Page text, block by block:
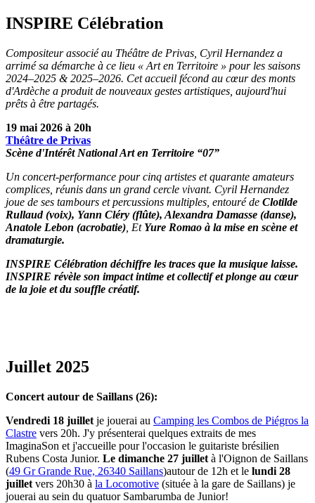
INSPIRE Célébration
Compositeur associé au Théâtre de Privas, Cyril Hernandez a
arrimé sa démarche à ce lieu « Art en Territoire » pour les saisons
2024–2025 & 2025–2026. Cet accueil fécond au cœur des monts
d'Ardèche a produit de nouveaux gestes artistiques, aujourd'hui
prêts à être partagés.
19 mai 2026 à 20h
Théâtre de Privas
Scène d'Intérêt National Art en Territoire “07”
Un concert-performance pour cinq artistes et quarante amateurs
complices, réunis dans un grand cercle vivant. Cyril Hernandez
joue de ses tambours et percussions multiples, entouré de Clotilde
Rullaud (voix), Yann Cléry (flûte), Alexandra Damasse (danse),
Anatole Lebon (acrobatie) , EtYure Romao à la mise en scène et
dramaturgie.
INSPIRE Célébration déchiffre les traces que la musique laisse.
INSPIRE révèle son impact intime et collectif et plonge au cœur
de la joie et du souffle créatif.
Juillet 2025
Concert autour de Saillans (26):
Vendredi 18 juillet je jouerai au Camping les Combos de Piégros la
Clastre vers 20h. J'y présenterai quelques extraits de mes
ImaginaSon et j'accueille pour l'occasion le guitariste brésilien
Rubens Costa Junior. Le dimanche 27 juillet à l'Oignon de Saillans
(49 Gr Grande Rue, 26340 Saillans)autour de 12h et le lundi 28
juillet vers 20h30 à la Locomotive (située à la gare de Saillans) je
jouerai au sein du quatuor Sambarumba de Junior!